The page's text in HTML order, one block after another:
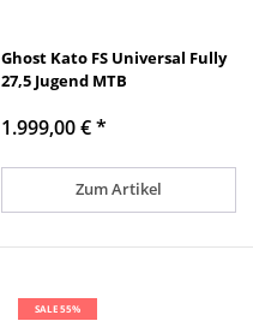
Ghost Kato FS Universal Fully
27,5 Jugend MTB
1.999,00 €*
Zum Artikel
SALE 55%